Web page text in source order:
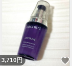
いいね！
3,710 円